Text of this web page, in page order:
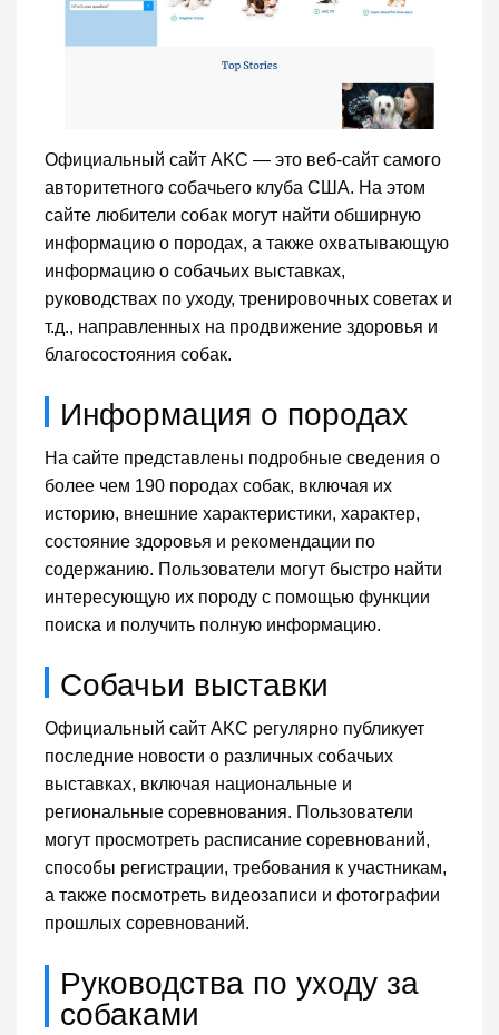
Официальный сайт AKC — это веб-сайт самого
авторитетного собачьего клуба США. На этом
сайте любители собак могут найти обширную
информацию о породах, а также охватывающую
информацию о собачьих выставках,
руководствах по уходу, тренировочных советах и
т.д., направленных на продвижение здоровья и
благосостояния собак.
Информация о породах
На сайте представлены подробные сведения о
более чем 190 породах собак, включая их
историю, внешние характеристики, характер,
состояние здоровья и рекомендации по
содержанию. Пользователи могут быстро найти
интересующую их породу с помощью функции
поиска и получить полную информацию.
Собачьи выставки
Официальный сайт AKC регулярно публикует
последние новости о различных собачьих
выставках, включая национальные и
региональные соревнования. Пользователи
могут просмотреть расписание соревнований,
способы регистрации, требования к участникам,
а также посмотреть видеозаписи и фотографии
прошлых соревнований.
Руководства по уходу за
собаками